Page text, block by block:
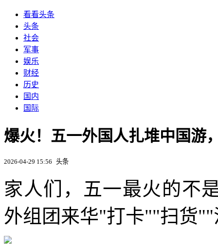
看看头条
头条
社会
军事
娱乐
财经
历史
国内
国际
爆火！五一外国人扎堆中国游
2026-04-29 15:56 头条
家人们，五一最火的不
外组团来华"打卡""扫货